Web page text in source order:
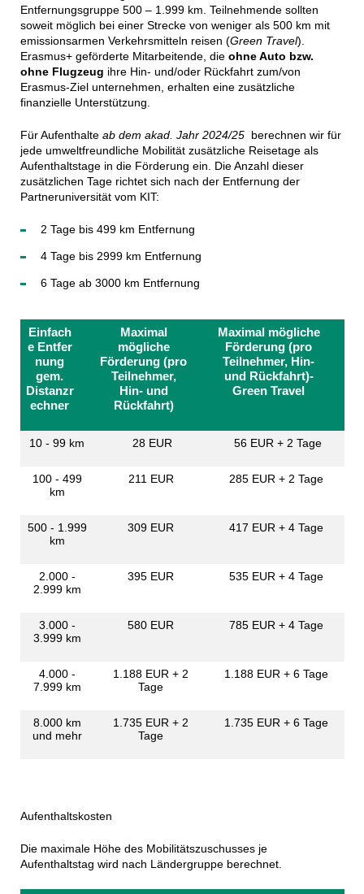
Entfernungsgruppe 500 – 1.999 km. Teilnehmende sollten
soweit möglich bei einer Strecke von weniger als 500 km mit
emissionsarmen Verkehrsmitteln reisen (Green Travel).
Erasmus+ geförderte Mitarbeitende, die ohne Auto bzw.
ohne Flugzeug ihre Hin- und/oder Rückfahrt zum/von
Erasmus-Ziel unternehmen, erhalten eine zusätzliche
finanzielle Unterstützung.
Für Aufenthalte ab dem akad. Jahr 2024/25berechnen wir für
jede umweltfreundliche Mobilität zusätzliche Reisetage als
Aufenthaltstage in die Förderung ein. Die Anzahl dieser
zusätzlichen Tage richtet sich nach der Entfernung der
Partneruniversität vom KIT:
2 Tage bis 499 km Entfernung
4 Tage bis 2999 km Entfernung
6 Tage ab 3000 km Entfernung
Einfach
e Entfer
nung
gem.
Distanzr
echner
Maximal
mögliche
Förderung (pro
Teilnehmer,
Hin- und
Rückfahrt)
Maximal mögliche
Förderung (pro
Teilnehmer, Hin-
und Rückfahrt)-
Green Travel
10 - 99 km 28 EUR 56 EUR + 2 Tage
100 - 499
km
211 EUR 285 EUR + 2 Tage
500 - 1.999
km
309 EUR 417 EUR + 4 Tage
2.000 -
2.999 km
395 EUR 535 EUR + 4 Tage
3.000 -
3.999 km
580 EUR 785 EUR + 4 Tage
4.000 -
7.999 km
1.188 EUR + 2
Tage
1.188 EUR + 6 Tage
8.000 km
und mehr
1.735 EUR + 2
Tage
1.735 EUR + 6 Tage
​Aufenthaltskosten
Die maximale Höhe des Mobilitätszuschusses je
Aufenthaltstag wird nach Ländergruppe berechnet.